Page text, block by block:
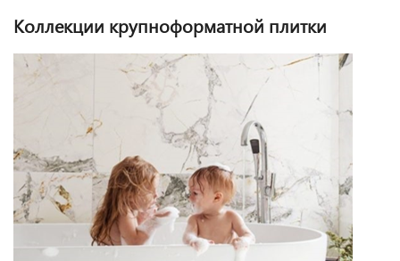
Коллекции крупноформатной плитки